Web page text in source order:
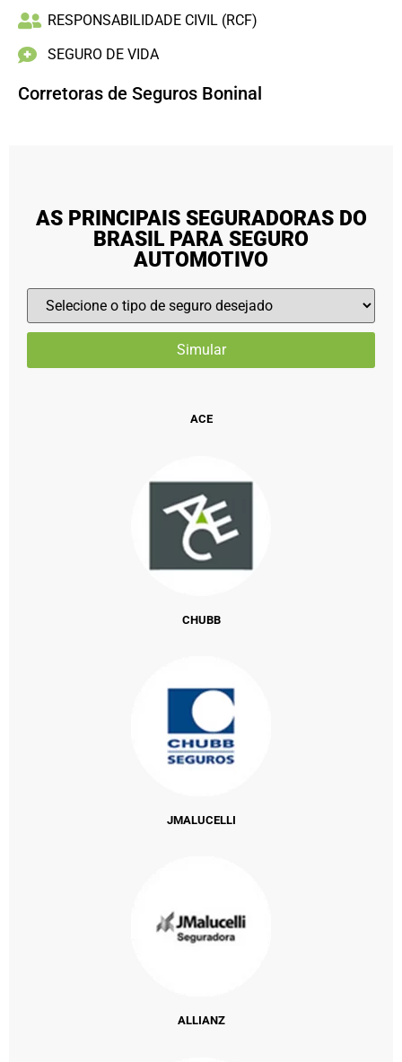
RESPONSABILIDADE CIVIL (RCF)
SEGURO DE VIDA
Corretoras de Seguros Boninal
AS PRINCIPAIS SEGURADORAS DO
BRASIL PARA SEGURO
AUTOMOTIVO
ACE
CHUBB
JMALUCELLI
ALLIANZ